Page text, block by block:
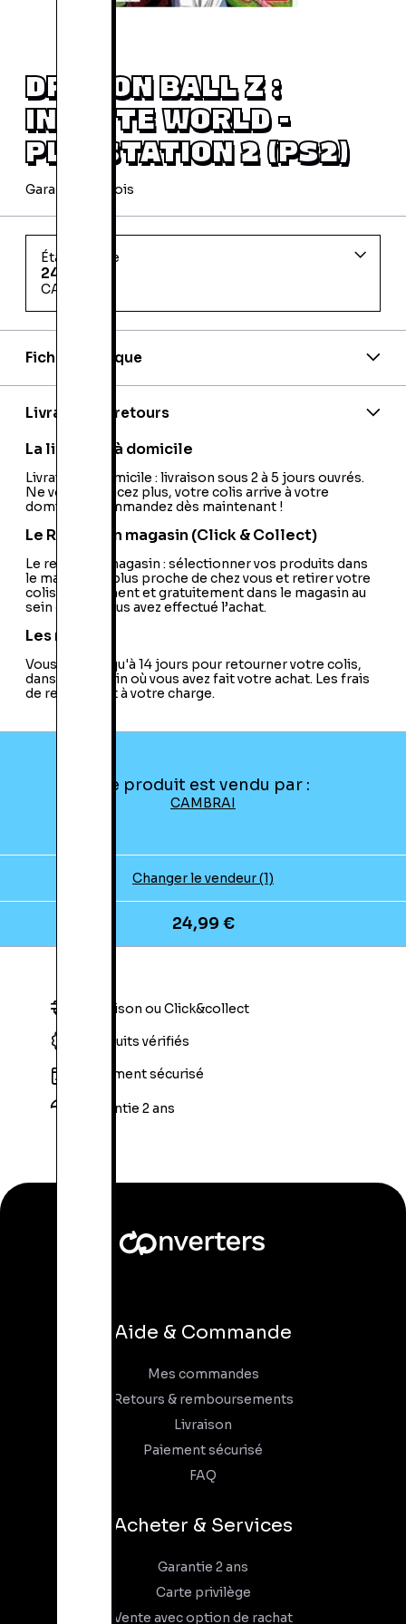
DRAGON BALL Z :
INFINITE WORLD -
PLAYSTATION 2 (PS2)
Garantie 24 mois
État d'usage
24,99 €
CAMBRAI
Fiche technique
Site officiel:
http://www.bandaigames.channel.or.jp/list/dbz_iw/
Nom de l'éditeur:Atari
Nationalité:France
Code EAN:
11300336421
Livraison et retours
La livraison à domicile
Livraison à domicile : livraison sous 2 à 5 jours ouvrés.
Ne vous déplacez plus, votre colis arrive à votre
domicile ! Commandez dès maintenant !
Le Retrait en magasin (Click & Collect)
Le retrait en magasin : sélectionner vos produits dans
le magasin le plus proche de chez vous et retirer votre
colis directement et gratuitement dans le magasin au
sein duquel vous avez effectué l’achat.
Les retours
Vous avez jusqu'à 14 jours pour retourner votre colis,
dans le magasin où vous avez fait votre achat. Les frais
de retour sont à votre charge.
Ce produit est vendu par :
CAMBRAI
Changer le vendeur (1)
24,99 €
Livraison ou Click&collect
Produits vérifiés
Paiement sécurisé
Garantie 2 ans
Aide & Commande
Mes commandes
Retours & remboursements
Livraison
Paiement sécurisé
FAQ
Acheter & Services
Garantie 2 ans
Carte privilège
Vente avec option de rachat